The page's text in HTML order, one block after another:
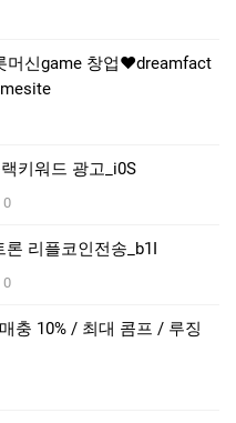
머­신game 창업❤dreamfact
랙키워드 광고_i0S
0
론 리플코인전송_b1I
0
충 10% / 최대 콤프 / 루징